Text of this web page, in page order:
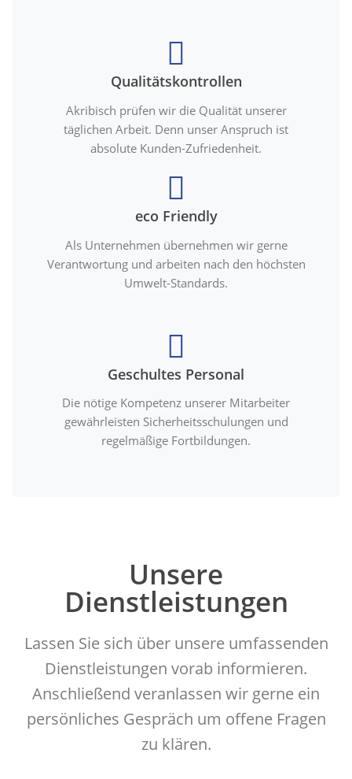
Qualitätskontrollen
Akribisch prüfen wir die Qualität unserer
täglichen Arbeit. Denn unser Anspruch ist
absolute Kunden-Zufriedenheit.
eco Friendly
Als Unternehmen übernehmen wir gerne
Verantwortung und arbeiten nach den höchsten
Umwelt-Standards.
Geschultes Personal
Die nötige Kompetenz unserer Mitarbeiter
gewährleisten Sicherheitsschulungen und
regelmäßige Fortbildungen.
Unsere
Dienstleistungen
Lassen Sie sich über unsere umfassenden
Dienstleistungen vorab informieren.
Anschließend veranlassen wir gerne ein
persönliches Gespräch um offene Fragen
zu klären.